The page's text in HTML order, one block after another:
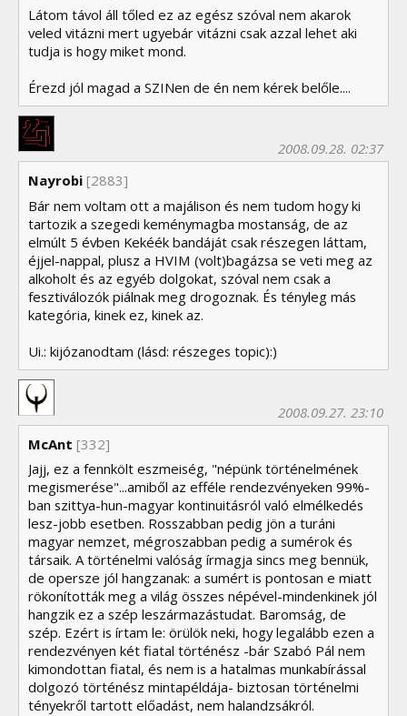
Látom távol áll tőled ez az egész szóval nem akarok
veled vitázni mert ugyebár vitázni csak azzal lehet aki
tudja is hogy miket mond.
Érezd jól magad a SZINen de én nem kérek belőle....
Nayrobi
2008.09.28. 02:37
[2883]
Bár nem voltam ott a majálison és nem tudom hogy ki
tartozik a szegedi keménymagba mostanság, de az
elmúlt 5 évben Kekéék bandáját csak részegen láttam,
éjjel-nappal, plusz a HVIM (volt)bagázsa se veti meg az
alkoholt és az egyéb dolgokat, szóval nem csak a
fesztiválozók piálnak meg drogoznak. És tényleg más
kategória, kinek ez, kinek az.
Ui.: kijózanodtam (lásd: részeges topic):)
McAnt
2008.09.27. 23:10
[332]
Jajj, ez a fennkölt eszmeiség, "népünk történelmének
megismerése"...amiből az efféle rendezvényeken 99%-
ban szittya-hun-magyar kontinuitásról való elmélkedés
lesz-jobb esetben. Rosszabban pedig jön a turáni
magyar nemzet, mégroszabban pedig a sumérok és
társaik. A történelmi valóság írmagja sincs meg bennük,
de opersze jól hangzanak: a sumért is pontosan e miatt
rökonították meg a világ összes népével-mindenkinek jól
hangzik ez a szép leszármazástudat. Baromság, de
szép. Ezért is írtam le: örülök neki, hogy legalább ezen a
rendezvényen két fiatal történész -bár Szabó Pál nem
kimondottan fiatal, és nem is a hatalmas munkabírással
dolgozó történész mintapéldája- biztosan történelmi
tényekről tartott előadást, nem halandzsákról.